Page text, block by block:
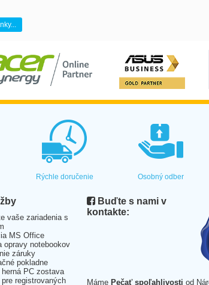
Rýchle doručenie Osobný odber
vaše zariadenia s
MS Office
opravy notebookov
záruky
pokladne
PC zostava
registrovaných
Buďte s nami v
kontakte:
Máme Pečať spoľahlivosti od